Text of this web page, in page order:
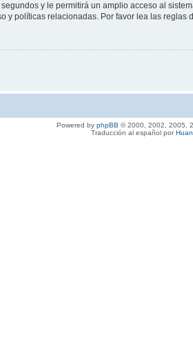
y le permitirá un amplio acceso al
políticas relacionadas. Por favor lea las reglas
Powered by phpBB © 2000, 2002, 2005,
Traducción al español por